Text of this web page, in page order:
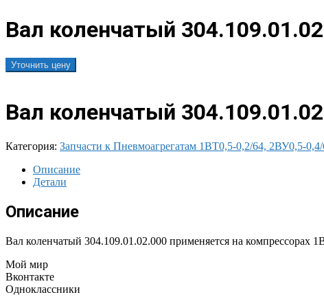
Вал коленчатый
Уточнить цену
Вал коленчатый
Категория: Запчасти к Пневмоагрегатам 1ВТ0,5-0,2/64, 2ВУ0,5-
Описание
Детали
Описание
Вал коленчатый 304.109.01.02.000 применяется на компрессорах
Мой мир
Вконтакте
Одноклассники